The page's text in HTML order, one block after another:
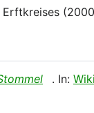
Erftkreises
. In: